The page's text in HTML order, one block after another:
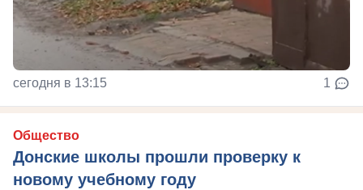
сегодня в 13:15 1
Общество
Донские школы прошли проверку к
новому учебному году